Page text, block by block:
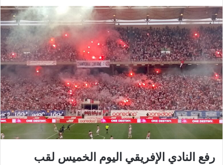
رفع النادي الإفريقي اليوم الخميس لقب